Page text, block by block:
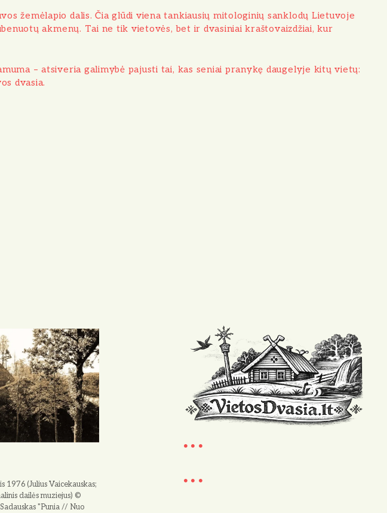
žemėlapio dalis. Čia glūdi viena tankiausių mitologinių sanklodų Lietuvoje
akmenų. Tai ne tik vietovės, bet ir dvasiniai kraštovaizdžiai, kur
– atsiveria galimybė pajusti tai, kas seniai pranykę daugelyje kitų vietų:
dvasia.
1976 (Julius Vaicekauskas;
dailės muziejus) ©
"Punia // Nuo